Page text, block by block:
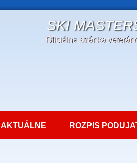
SKI
Oficiálna stránka
AKTUÁLNE ROZPIS